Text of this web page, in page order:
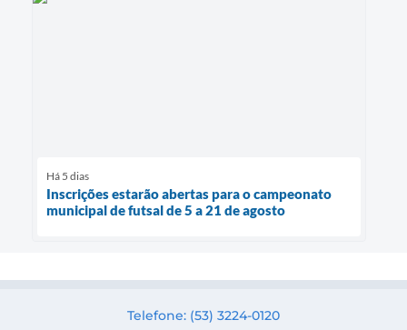
Há 5 dias
Inscrições estarão abertas para o campeonato
municipal de futsal de 5 a 21 de agosto
Telefone: (53) 3224-0120